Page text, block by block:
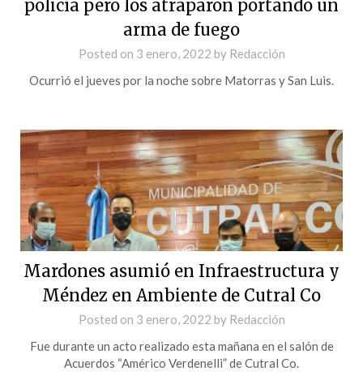
policía pero los atraparon portando un
arma de fuego
Posted on 3 enero, 2022 by Redacción
Ocurrió el jueves por la noche sobre Matorras y San Luis.
Mardones asumió en Infraestructura y
Méndez en Ambiente de Cutral Co
Posted on 3 enero, 2022 by Redacción
Fue durante un acto realizado esta mañana en el salón de
Acuerdos “Américo Verdenelli” de Cutral Co.